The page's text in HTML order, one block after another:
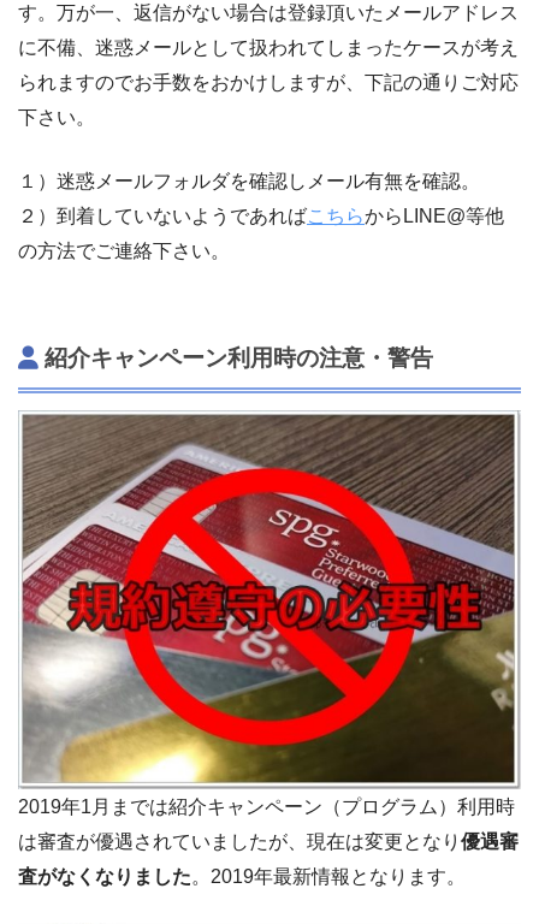
す。万が一、返信がない場合は登録頂いたメールアドレス
に不備、迷惑メールとして扱われてしまったケースが考え
られますのでお手数をおかけしますが、下記の通りご対応
下さい。
１）迷惑メールフォルダを確認しメール有無を確認。
２）到着していないようであればこちらからLINE@等他
の方法でご連絡下さい。
紹介キャンペーン利用時の注意・警告
2019年1月までは紹介キャンペーン（プログラム）利用時
は審査が優遇されていましたが、現在は変更となり 優遇審
査がなくなりました。2019年最新情報となります。